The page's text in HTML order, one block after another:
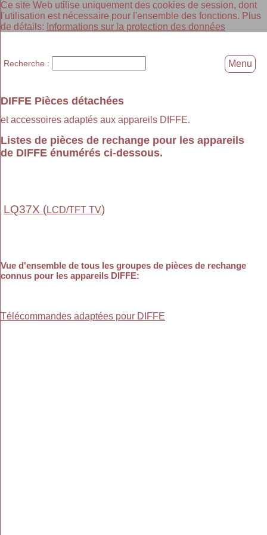
Ce site Web utilise uniquement des cookies de session, dont
l'utilisation est nécessaire pour l'ensemble des fonctions. Plus
de détails: Informations sur la protection des données
DIFFE Pièces détachées
et accessoires adaptés aux appareils DIFFE.
Listes de pièces de rechange pour les appareils
de DIFFE énumérés ci-dessous.
LQ37X (LCD/TFT TV)
Vue d'ensemble de tous les groupes de pièces de rechange
connus pour les appareils DIFFE:
Télécommandes adaptées pour DIFFE
Recherche : Menu